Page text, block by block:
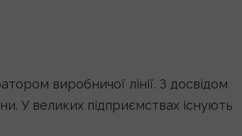
виробничої лінії. З досвідом
У великих підприємствах існують